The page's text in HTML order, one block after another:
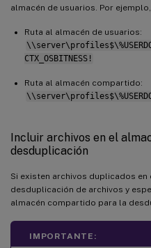
almacén de usuarios. Por ejemplo,
Ruta al almacén de usuarios:
CTX_OSBITNESS!
Ruta al almacén compartido:
Incluir archivos en el
desduplicación
Si existen archivos duplicados
desduplicación de archivos y
almacén compartido para la
IMPORTANTE: